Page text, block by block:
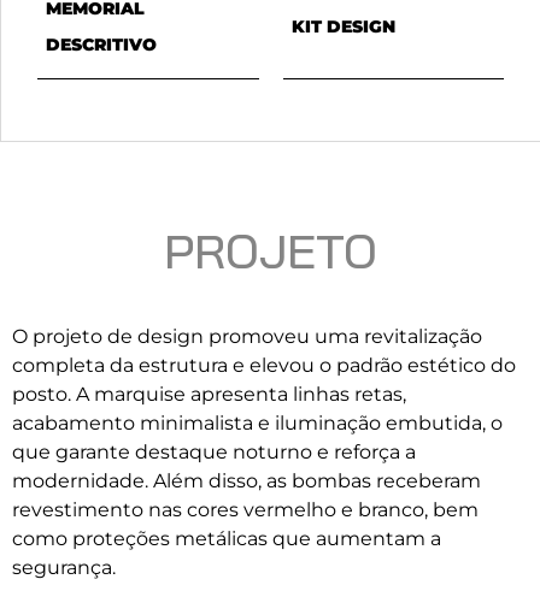
MEMORIAL
DESCRITIVO
KIT DESIGN
PROJETO
O projeto de design promoveu uma revitalização
completa da estrutura e elevou o padrão estético do
posto. A marquise apresenta linhas retas,
acabamento minimalista e iluminação embutida, o
que garante destaque noturno e reforça a
modernidade. Além disso, as bombas receberam
revestimento nas cores vermelho e branco, bem
como proteções metálicas que aumentam a
segurança.